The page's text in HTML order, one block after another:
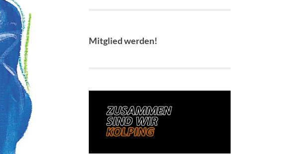
Mitglied werden!